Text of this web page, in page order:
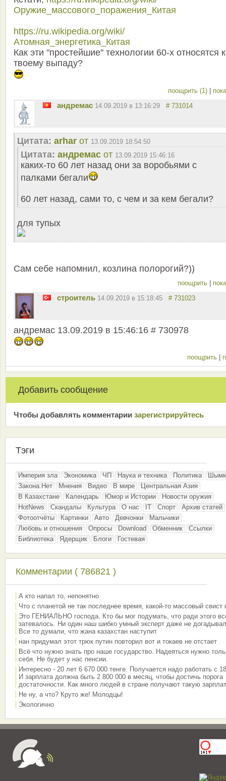
Оружие_массового_поражения_Китая
https://ru.wikipedia.org/wiki/
Атомная_энергетика_Китая
Как эти "простейшие" технологии 60-х относятся к
твоему выпаду?
поощрить (1)
андремас 14.09.2019 в 13:16:29 # 731014
Цитата: arhar от 13.09.2019 18:54:50
Цитата: андремас от 13.09.2019 15:46:16
каких-то 60 лет назад они за воробьями с
палками бегали
60 лет назад, сами то, с чем и за кем бегали?
для тупых
Сам себе напомнил, козлина полорогий?))
поощрить
строитель 14.09.2019 в 15:18:45 # 731023
андремас 13.09.2019 в 15:46:16 # 730978
поощрить
Добавить сообщение
Чтобы добавлять комментарии зарeгиcтрирyйтeсь
Тэги
Империя зла Экономика ЧП Наука и техника Политика
Закона.Нет
Мнения Видео В мире
Центральная Азия
В Казахстане
Календарь Юмор и Истории
Новости оружия
HotNews
Скандалы Культура О нас IT Спорт
Архив статей
Фотоотчёты
Картинки Авто Девчонки
Мальчики
Любовь и отношения
Опросы Download Обменник
Ссылки
Библиотека
Ядерщик Блоги Гостевая
Комментарии ( 786821 )
А кто напал то, непонятно
Что с планетой не так последнее время, какой-то массовый свист
Это ГЕНИАЛЬНО господа. Кто бы мог подумать, что ради этого
затевалось. Ни один наш шибко умный эксперт даже не
Все то думали, что жана казахстан наступит
нан придумал этот трюк путин повторил вот и токаев не отстает
Всё что нужно знать про наше государство. Надеяться нужно
себя. Не будет у нас пенсии.
Интересно - 20 лет 6 670 000 тенге. Получается надо работать с
И зарплата должна быть 2 800 000 в месяц, чтобы достичь порога
достаточности. Как много людей в стране получают такую
Не ну, а что? Круто же! Молодцы!
Экологично